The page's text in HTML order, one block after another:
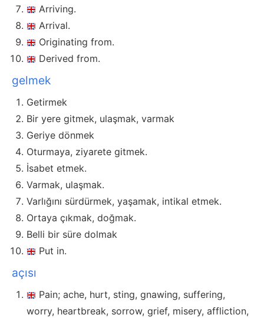
Arriving.
Arrival.
Originating from.
Derived from.
gelmek
Getirmek
Bir yere gitmek, ulaşmak, varmak
Geriye dönmek
Oturmaya, ziyarete gitmek.
İsabet etmek.
Varmak, ulaşmak.
Varlığını sürdürmek, yaşamak, intikal etmek.
Ortaya çıkmak, doğmak.
Belli bir süre dolmak
Put in.
açısı
Pain; ache, hurt, sting, gnawing, suffering,
worry, heartbreak, sorrow, grief, misery, affliction,